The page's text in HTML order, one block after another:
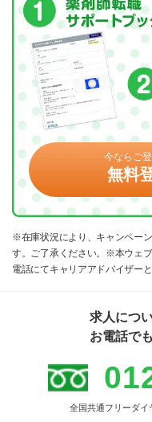
今ならご
無料
※在庫状況により、キャンペー
す。ご了承ください。※本ウェ
電話にてキャリアアドバイザー
求人につ
お電話で
全国共通フリーダイ